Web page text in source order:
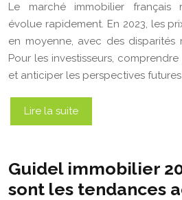
Le marché immobilier français
évolue rapidement. En 2023, les
en moyenne, avec des disparités
Pour les investisseurs,
et anticiper les perspectives
Lire la suite
Guidel immobilier
sont les tendances